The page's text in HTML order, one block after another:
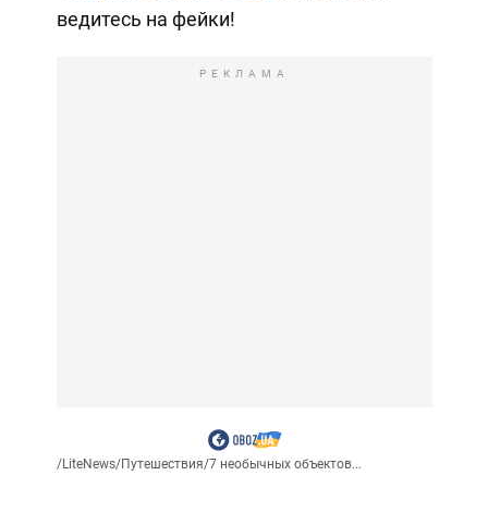
ведитесь на фейки!
РЕКЛАМА
/LiteNews/Путешествия/7 необычных объектов...